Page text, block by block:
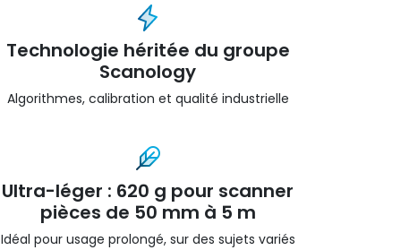
Technologie héritée du groupe
Scanology
Algorithmes, calibration et qualité industrielle
Ultra-léger : 620 g pour scanner
pièces de 50 mm à 5 m
Idéal pour usage prolongé, sur des sujets variés